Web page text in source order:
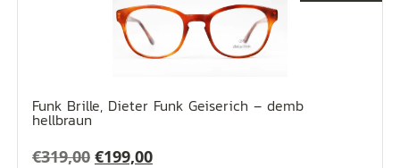
Funk Brille, Dieter Funk Geiserich – demb
hellbraun
€319,00 Ursprünglicher
€199,00Aktueller